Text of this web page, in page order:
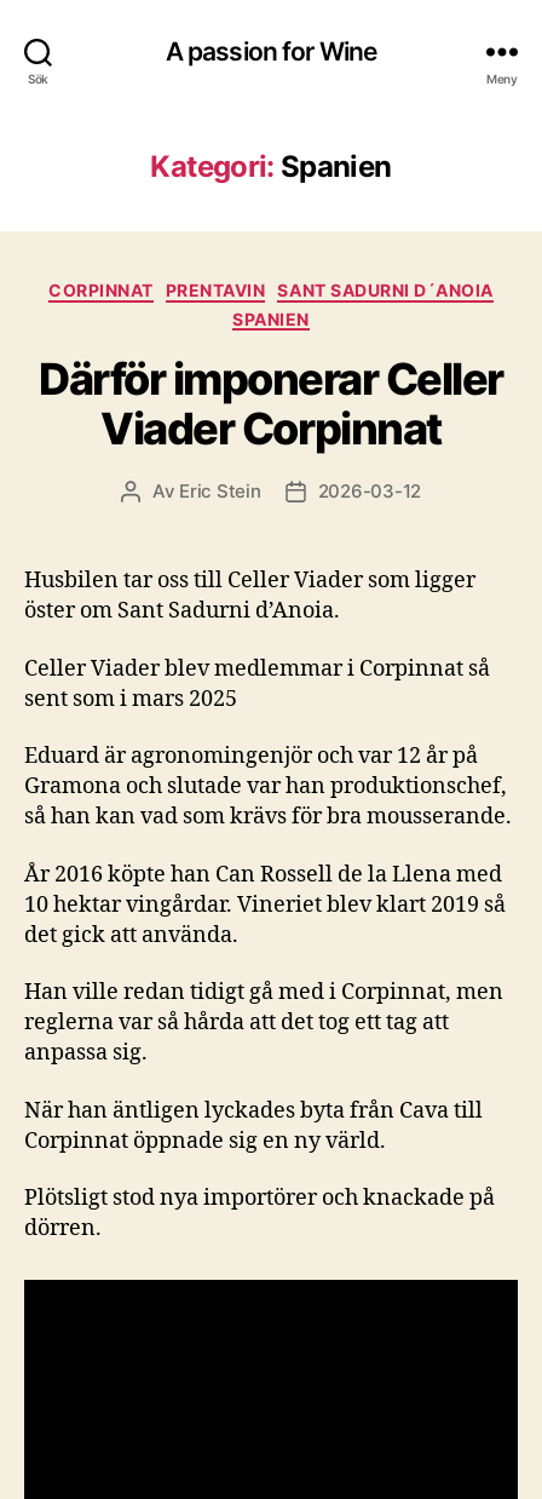
Sök
A passion for Wine
Meny
Kategori: Spanien
Kategorier
CORPINNAT PRENTAVIN
SANT SADURNI D´ANOIA
SPANIEN
Därför imponerar Celler
Viader Corpinnat
Inläggsförfattare
Av Eric Stein Inläggsdatum
2026-03-12
Husbilen tar oss till Celler Viader som ligger
öster om Sant Sadurni d’Anoia.
Celler Viader blev medlemmar i Corpinnat så
sent som i mars 2025
Eduard är agronomingenjör och var 12 år på
Gramona och slutade var han produktionschef,
så han kan vad som krävs för bra mousserande.
År 2016 köpte han Can Rossell de la Llena med
10 hektar vingårdar. Vineriet blev klart 2019 så
det gick att använda.
Han ville redan tidigt gå med i Corpinnat, men
reglerna var så hårda att det tog ett tag att
anpassa sig.
När han äntligen lyckades byta från Cava till
Corpinnat öppnade sig en ny värld.
Plötsligt stod nya importörer och knackade på
dörren.